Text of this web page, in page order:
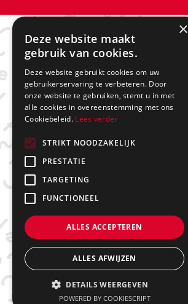
×
Deze website maakt
gebruik van cookies.
Deze website gebruikt cookies om uw
gebruikerservaring te verbeteren. Door
onze website te gebruiken, stemt u in met
alle cookies in overeenstemming met ons
Cookiebeleid. Lees verder
STRIKT NOODZAKELIJK
PRESTATIE
TARGETING
FUNCTIONEEL
ALLES ACCEPTEREN
ALLES AFWIJZEN
DETAILS WEERGEVEN
POWERED BY COOKIESCRIPT